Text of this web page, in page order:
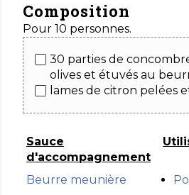
Composition
Pour 10 personnes.
30 parties de
olives et étuvés au
lames de citron pelées
Sauce
d'accompagnement
Beurre meunière